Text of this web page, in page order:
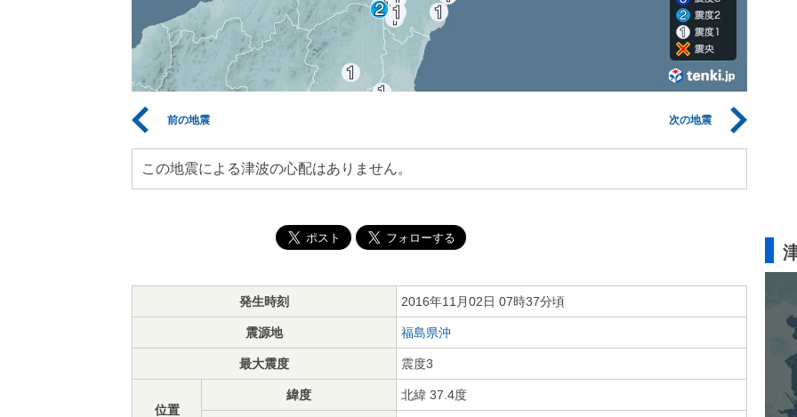
前の地震 次の地震
この地震による津波の心配はありません。
発生時刻 2016年11月02日 07時37分頃
震源地 福島県沖
最大震度 震度3
位置
緯度 北緯 37.4度